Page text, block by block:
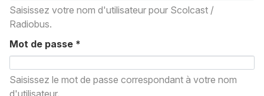
Saisissez votre nom d'utilisateur pour Scolcast /
Radiobus.
Mot de passe *
Saisissez le mot de passe correspondant à votre nom
d'utilisateur.